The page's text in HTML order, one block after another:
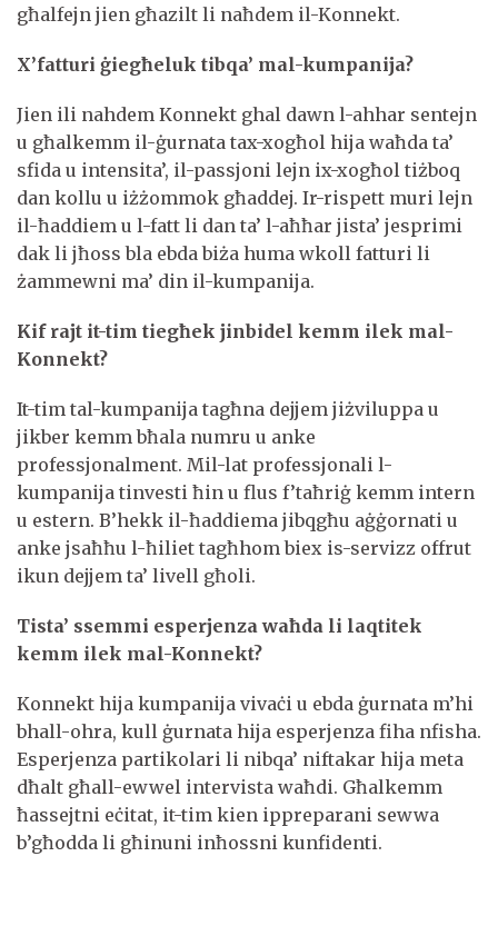
għalfejn jien għazilt li naħdem il-Konnekt.
X’fatturi ġiegħeluk tibqa’ mal-kumpanija?
Jien ili nahdem Konnekt ghal dawn l-ahhar sentejn
u għalkemm il-ġurnata tax-xogħol hija waħda ta’
sfida u intensita’, il-passjoni lejn ix-xogħol tiżboq
dan kollu u iżżommok għaddej. Ir-rispett muri lejn
il-ħaddiem u l-fatt li dan ta’ l-aħħar jista’ jesprimi
dak li jħoss bla ebda biża huma wkoll fatturi li
żammewni ma’ din il-kumpanija.
Kif rajt it-tim tiegħek jinbidel kemm ilek mal-
Konnekt?
It-tim tal-kumpanija tagħna dejjem jiżviluppa u
jikber kemm bħala numru u anke
professjonalment. Mil-lat professjonali l-
kumpanija tinvesti ħin u flus f’taħriġ kemm intern
u estern. B’hekk il-ħaddiema jibqgħu aġġornati u
anke jsaħħu l-ħiliet tagħhom biex is-servizz offrut
ikun dejjem ta’ livell għoli.
Tista’ ssemmi esperjenza waħda li laqtitek
kemm ilek mal-Konnekt?
Konnekt hija kumpanija vivaċi u ebda ġurnata m’hi
bhall-ohra, kull ġurnata hija esperjenza fiha nfisha.
Esperjenza partikolari li nibqa’ niftakar hija meta
dħalt għall-ewwel intervista waħdi. Għalkemm
ħassejtni eċitat, it-tim kien ippreparani sewwa
b’għodda li għinuni inħossni kunfidenti.